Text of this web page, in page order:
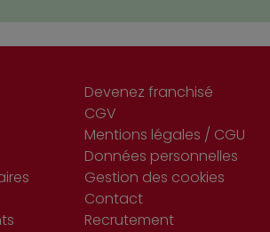
Devenez franchisé
CGV
Mentions légales / CGU
Données personnelles
Gestion des cookies
Contact
Recrutement